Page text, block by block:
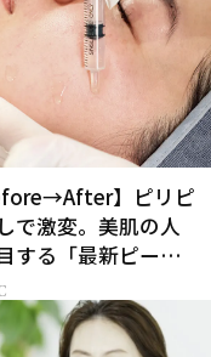
】ピリピ
で激変。美肌の人
する「最新ピーリ
で43歳が驚きの透